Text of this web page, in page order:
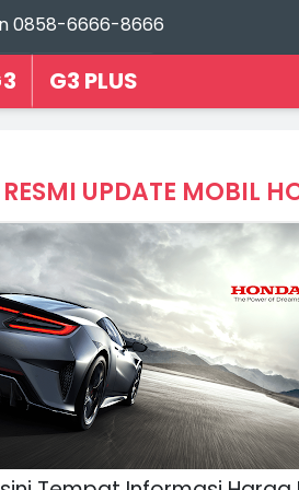
0858-6666-8666
G3 PLUS